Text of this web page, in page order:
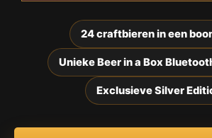
24 craftbieren in een
Unieke Beer in a Box
Exclusieve Silver